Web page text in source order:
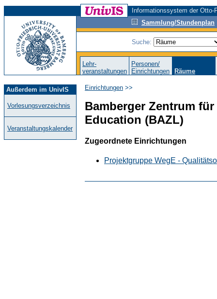
Informationssystem der
Sammlung/Stundenplan
Suche:
Lehr-
veranstaltungen
Personen/
Einrichtungen
Räume
Außerdem im UnivIS
Vorlesungsverzeichnis
Veranstaltungskalender
Einrichtungen >>
Bamberger Zentrum
Education (BAZL)
Zugeordnete Einrichtungen
Projektgruppe WegE -